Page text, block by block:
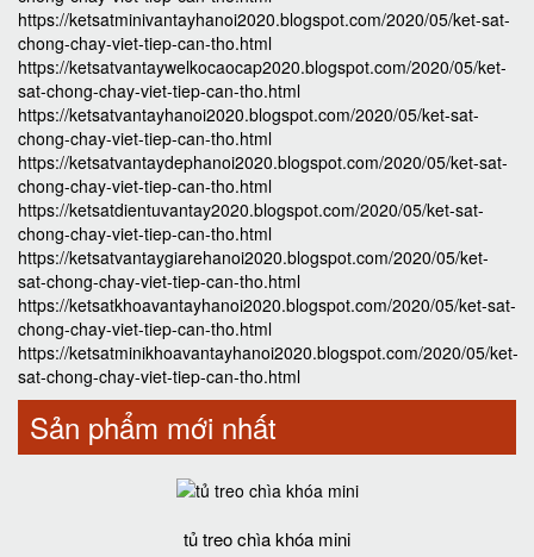
https://ketsatminivantayhanoi2020.blogspot.com/2020/05/ket-sat-
chong-chay-viet-tiep-can-tho.html
https://ketsatvantaywelkocaocap2020.blogspot.com/2020/05/ket-
sat-chong-chay-viet-tiep-can-tho.html
https://ketsatvantayhanoi2020.blogspot.com/2020/05/ket-sat-
chong-chay-viet-tiep-can-tho.html
https://ketsatvantaydephanoi2020.blogspot.com/2020/05/ket-sat-
chong-chay-viet-tiep-can-tho.html
https://ketsatdientuvantay2020.blogspot.com/2020/05/ket-sat-
chong-chay-viet-tiep-can-tho.html
https://ketsatvantaygiarehanoi2020.blogspot.com/2020/05/ket-
sat-chong-chay-viet-tiep-can-tho.html
https://ketsatkhoavantayhanoi2020.blogspot.com/2020/05/ket-sat-
chong-chay-viet-tiep-can-tho.html
https://ketsatminikhoavantayhanoi2020.blogspot.com/2020/05/ket-
sat-chong-chay-viet-tiep-can-tho.html
Sản phẩm mới nhất
tủ treo chìa khóa mini